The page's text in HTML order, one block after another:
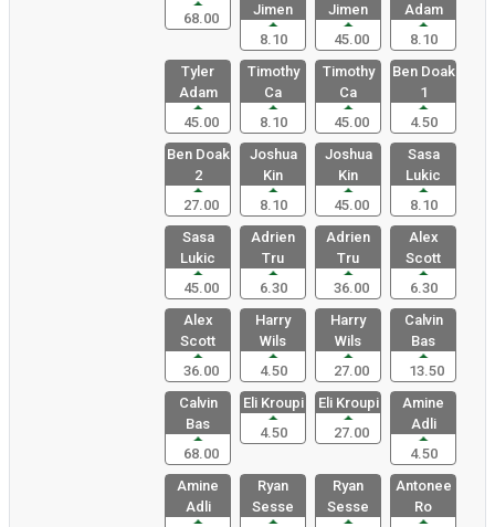
68.00
Jimen
8.10
Jimen
45.00
Adam
8.10
Tyler
Adam
45.00
Timothy
Ca
8.10
Timothy
Ca
45.00
Ben Doak
1
4.50
Ben Doak
2
27.00
Joshua
Kin
8.10
Joshua
Kin
45.00
Sasa
Lukic
8.10
Sasa
Lukic
45.00
Adrien
Tru
6.30
Adrien
Tru
36.00
Alex
Scott
6.30
Alex
Scott
36.00
Harry
Wils
4.50
Harry
Wils
27.00
Calvin
Bas
13.50
Calvin
Bas
68.00
Eli Kroupi
4.50
Eli Kroupi
27.00
Amine
Adli
4.50
Amine
Adli
Ryan
Sesse
Ryan
Sesse
Antonee
Ro